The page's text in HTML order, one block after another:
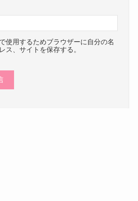
使用するためブラウザーに自分の名
ス、サイトを保存する。